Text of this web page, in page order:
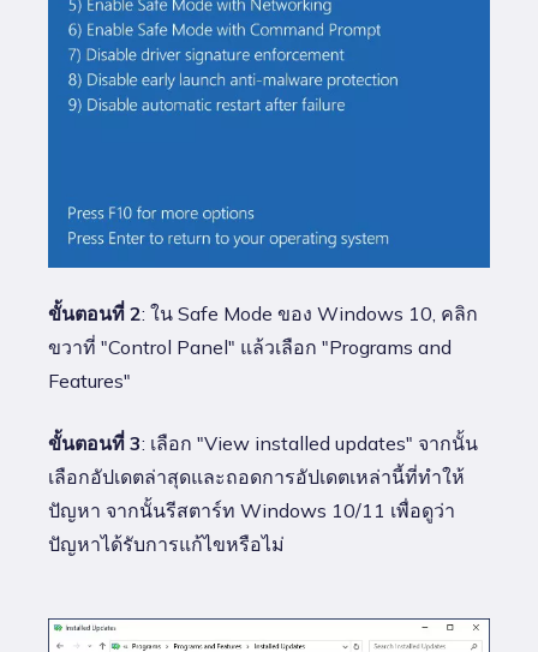
ขั้นตอนที่ 2: ใน Safe Mode ของ Windows 10, คลิก
ขวาที่ "Control Panel" แล้วเลือก "Programs and
Features"
ขั้นตอนที่ 3: เลือก "View installed updates" จากนั้น
เลือกอัปเดตล่าสุดและถอดการอัปเดตเหล่านี้ที่ทำให้
ปัญหา จากนั้นรีสตาร์ท Windows 10/11 เพื่อดูว่า
ปัญหาได้รับการแก้ไขหรือไม่